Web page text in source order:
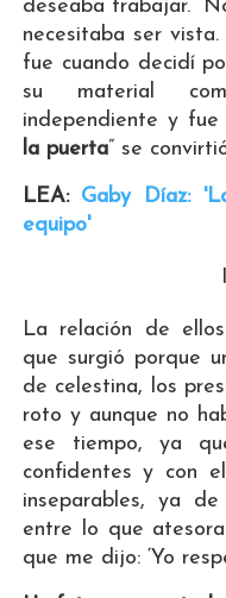
deseaba trabajar.
necesitaba ser
fue cuando decidí
su material
independiente y
la puerta” se
LEA: Gaby Díaz:
equipo'
La relación de
que surgió porque
de celestina, los
roto y aunque no
ese tiempo, ya
confidentes y con
inseparables, ya
entre lo que
que me dijo: ‘Yo